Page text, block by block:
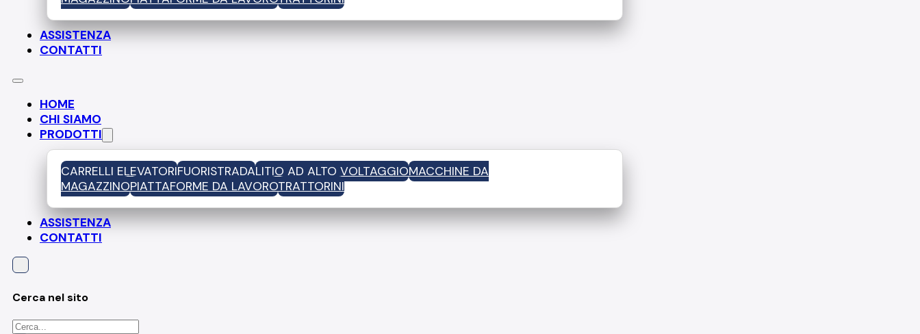
ASSISTENZA
CONTATTI
HOME
CHI SIAMO
PRODOTTI
CARRELLI ELEVATORIFUORISTRADALITIO AD ALTO VOLTAGGIOMACCHINE DA
MAGAZZINOPIATTAFORME DA LAVOROTRATTORINI
ASSISTENZA
CONTATTI
Cerca nel sito
Cerca